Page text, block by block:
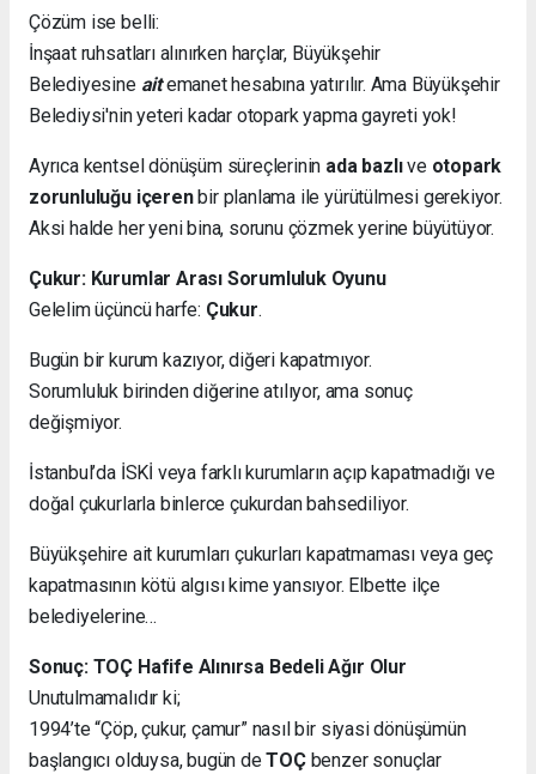
Çözüm ise belli:
İnşaat ruhsatları alınırken harçlar, Büyükşehir
Belediyesine aitemanet hesabına yatırılır. Ama Büyükşehir
Belediysi'nin yeteri kadar otopark yapma gayreti yok!
Ayrıca kentsel dönüşüm süreçlerinin ada bazlıve otopark
zorunluluğu içerenbir planlama ile yürütülmesi gerekiyor.
Aksi halde her yeni bina, sorunu çözmek yerine büyütüyor.
Çukur: Kurumlar Arası Sorumluluk Oyunu
Gelelim üçüncü harfe: Çukur.
Bugün bir kurum kazıyor, diğeri kapatmıyor.
Sorumluluk birinden diğerine atılıyor, ama sonuç
değişmiyor.
İstanbul’da İSKİ veya farklı kurumların açıp kapatmadığı ve
doğal çukurlarla binlerce çukurdan bahsediliyor.
Büyükşehire ait kurumları çukurları kapatmaması veya geç
kapatmasının kötü algısı kime yansıyor. Elbette ilçe
belediyelerine…
Sonuç: TOÇ Hafife Alınırsa Bedeli Ağır Olur
Unutulmamalıdır ki;
1994’te “Çöp, çukur, çamur” nasıl bir siyasi dönüşümün
başlangıcı olduysa, bugün deTOÇbenzer sonuçlar